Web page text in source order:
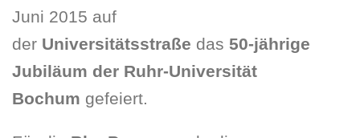
Juni 2015 auf
der Universitätsstraße das 50-jährige
Jubiläum der Ruhr-Universität
Bochum gefeiert.